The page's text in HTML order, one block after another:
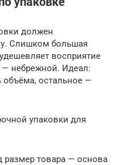
должен
Слишком большая
восприятие
небрежной. Идеал:
объёма, остальное —
упаковки для
размер товара — основа